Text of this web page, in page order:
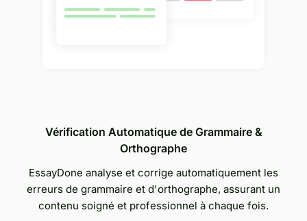
Vérification Automatique de Grammaire &
Orthographe
EssayDone analyse et corrige automatiquement les
erreurs de grammaire et d'orthographe, assurant un
contenu soigné et professionnel à chaque fois.